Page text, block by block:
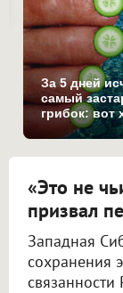
За 5 дней
самый
грибок: вот
«Это не
призвал
Западная
сохранения
связанности